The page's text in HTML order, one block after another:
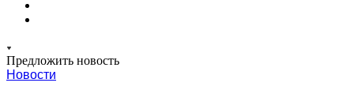
Предложить новость
Новости